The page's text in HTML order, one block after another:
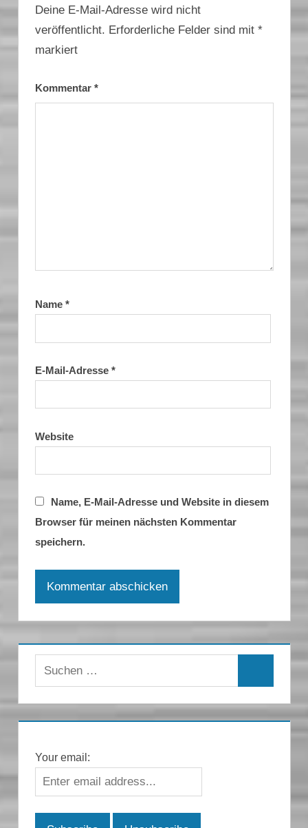
Deine E-Mail-Adresse wird nicht
veröffentlicht. Erforderliche Felder sind mit *
markiert
Kommentar *
Name *
E-Mail-Adresse *
Website
Name, E-Mail-Adresse und Website in diesem
Browser für meinen nächsten Kommentar
speichern.
Your email: